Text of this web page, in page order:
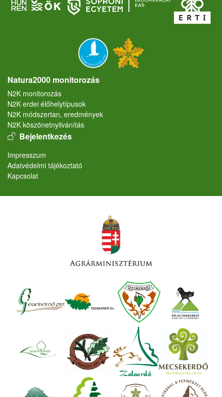
Natura2000 monitorozás
N2K monitorozás
N2K erdei élőhelytípusok
N2K módszertan, eredmények
N2K köszönetnyilvánítás
User account menu
Bejelentkezés
Lábléc
Impresszum
Adatvédelmi tájékoztató
Kapcsolat